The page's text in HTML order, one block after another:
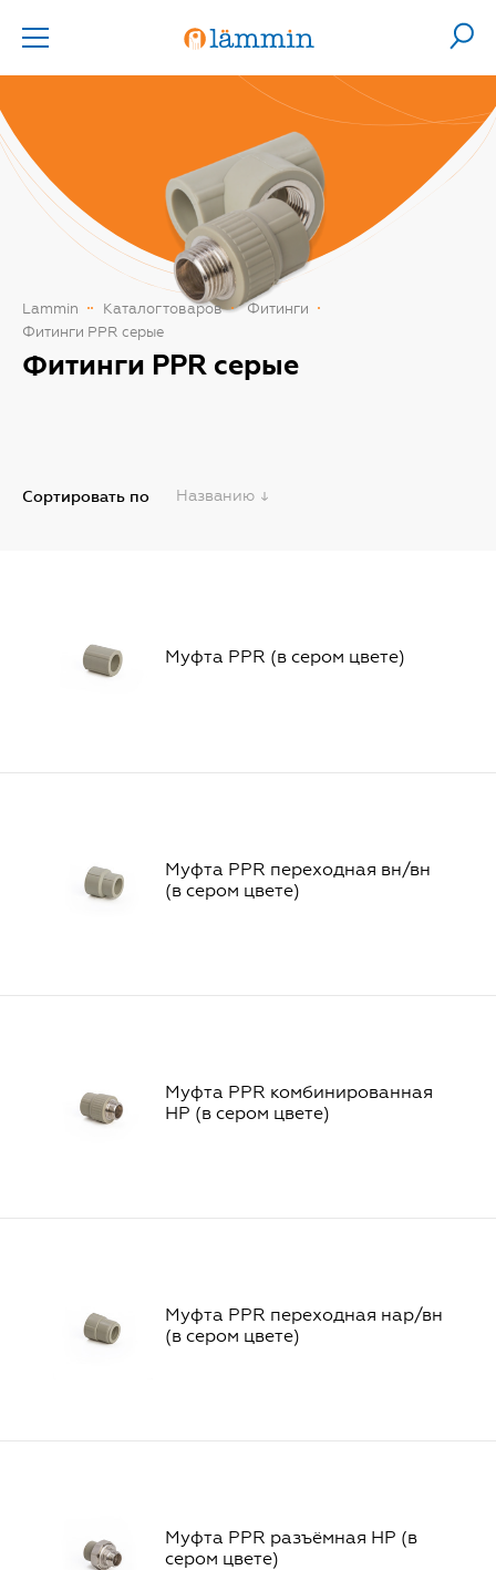
Lammin Каталог товаров
Фитинги
Фитинги PPR серые
Фитинги PPR серые
Сортировать по Названию
Муфта PPR (в сером цвете)
Муфта PPR переходная вн/вн
(в сером цвете)
Муфта PPR комбинированная
НР (в сером цвете)
Муфта PPR переходная нар/вн
(в сером цвете)
Муфта PPR разъёмная НР (в
сером цвете)